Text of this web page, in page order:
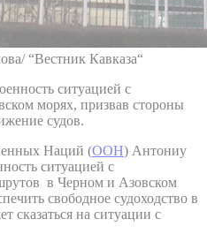
“Вестник Кавказа“
ситуацией с
морях, призвав стороны
судов.
Наций (ООН) Антониу
ситуацией с
в Черном и Азовском
свободное судоходство в
сказаться на ситуации с